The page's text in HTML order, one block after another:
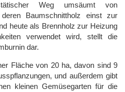
Weg umsäumt von
deren Baumschnittholz einst zur
heute als Brennholz zur Heizung
verwendet wird, stellt die
dar.
Fläche von 20 ha, davon sind 9
und außerdem gibt
kleinen Gemüsegarten für die